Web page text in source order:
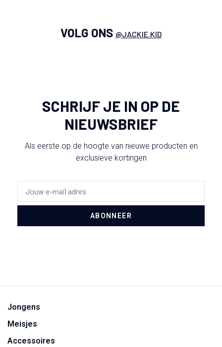
VOLG ONS @JACKIE.KID
SCHRIJF JE IN OP DE
NIEUWSBRIEF
Als eerste op de hoogte van nieuwe producten en
exclusieve kortingen
ABONNEER
Jongens
Meisjes
Accessoires